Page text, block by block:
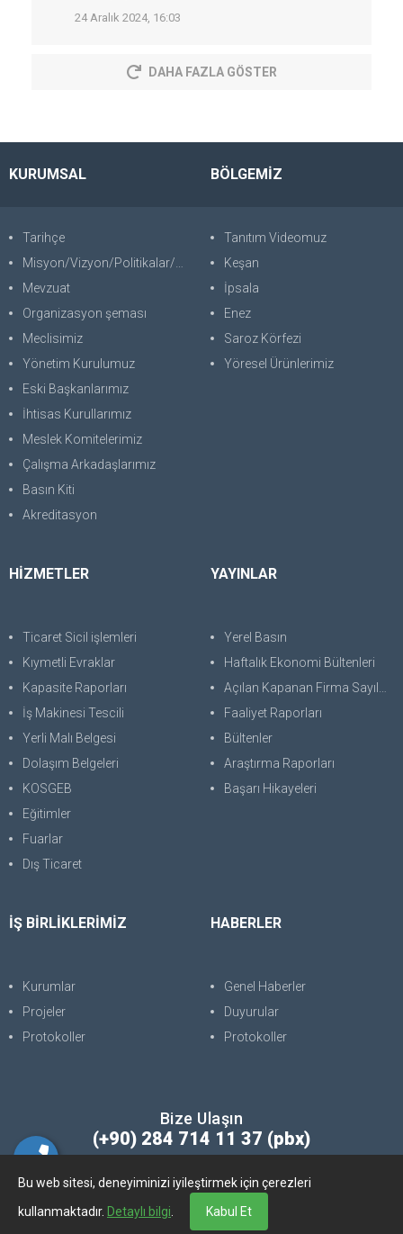
Bu web sitesi, deneyiminizi iyileştirmek için çerezleri
kullanmaktadır. Detaylı bilgi Kabul Et
24 Aralık 2024, 16:03
DAHA FAZLA GÖSTER
KURUMSAL
Tarihçe
Misyon/Vizyon/Politikalar/SWOT
Mevzuat
Organizasyon şeması
Meclisimiz
Yönetim Kurulumuz
Eski Başkanlarımız
İhtisas Kurullarımız
Meslek Komitelerimiz
Çalışma Arkadaşlarımız
Basın Kiti
Akreditasyon
BÖLGEMİZ
Tanıtım Videomuz
Keşan
İpsala
Enez
Saroz Körfezi
Yöresel Ürünlerimiz
HİZMETLER
Ticaret Sicil işlemleri
Kıymetli Evraklar
Kapasite Raporları
İş Makinesi Tescili
Yerli Malı Belgesi
Dolaşım Belgeleri
KOSGEB
Eğitimler
Fuarlar
Dış Ticaret
YAYINLAR
Yerel Basın
Haftalık Ekonomi Bültenleri
Açılan Kapanan Firma Sayıları
Faaliyet Raporları
Bültenler
Araştırma Raporları
Başarı Hikayeleri
İŞ BİRLİKLERİMİZ
Kurumlar
Projeler
Protokoller
HABERLER
Genel Haberler
Duyurular
Protokoller
Bize Ulaşın
(+90) 284 714 11 37 (pbx)
Copyright © 2025. Her Hakkı Saklıdır. kopyalanması, çoğaltılması ve
dağıtılması halinde yasal haklarımız işletilecektir.